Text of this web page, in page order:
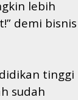
lebih
demi bisnis
tinggi
sudah